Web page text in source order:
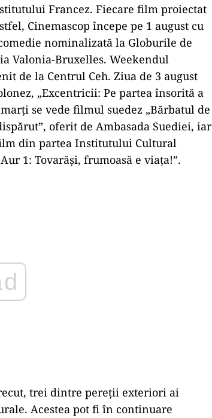
Francez. Fiecare film proiectat
Cinemascop începe pe 1 august cu
nominalizată la Globurile de
Valonia-Bruxelles. Weekendul
de la Centrul Ceh. Ziua de 3 august
„Excentricii: Pe partea însorită a
se vede filmul suedez „Bărbatul de
oferit de Ambasada Suediei, iar
din partea Institutului Cultural
1: Tovarăși, frumoasă e viața!”.
trei dintre pereții exteriori ai
Acestea pot fi în continuare